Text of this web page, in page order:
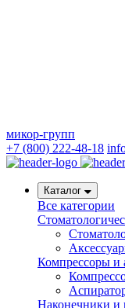
микор-групп
+7 (800) 222-48-18
Каталог
Все категории
Компрессоры и
Наконечники и